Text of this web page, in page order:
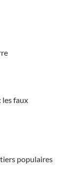
les faux
populaires